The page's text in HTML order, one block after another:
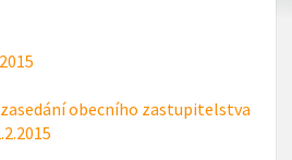
obecního zastupitelstva